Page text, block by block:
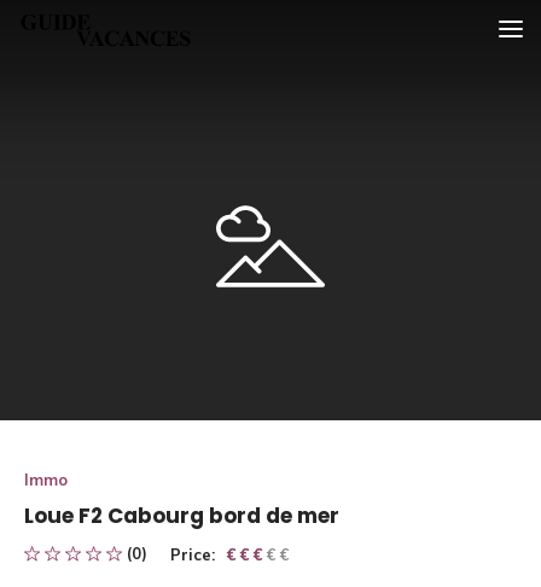
Immo
Loue F2 Cabourg bord de mer
(0) Price: € € € € €
€ € €